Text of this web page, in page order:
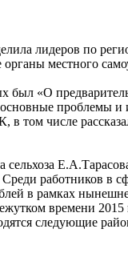
лидеров по
местного
был «О
проблемы и
том числе
сельхоза
работников в
в рамках
времени 2015
следующие